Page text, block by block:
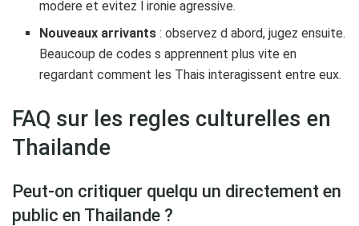
modere et evitez l ironie agressive.
Nouveaux arrivants : observez d abord, jugez ensuite.
Beaucoup de codes s apprennent plus vite en
regardant comment les Thais interagissent entre eux.
FAQ sur les regles culturelles en
Thailande
Peut-on critiquer quelqu un directement en
public en Thailande ?